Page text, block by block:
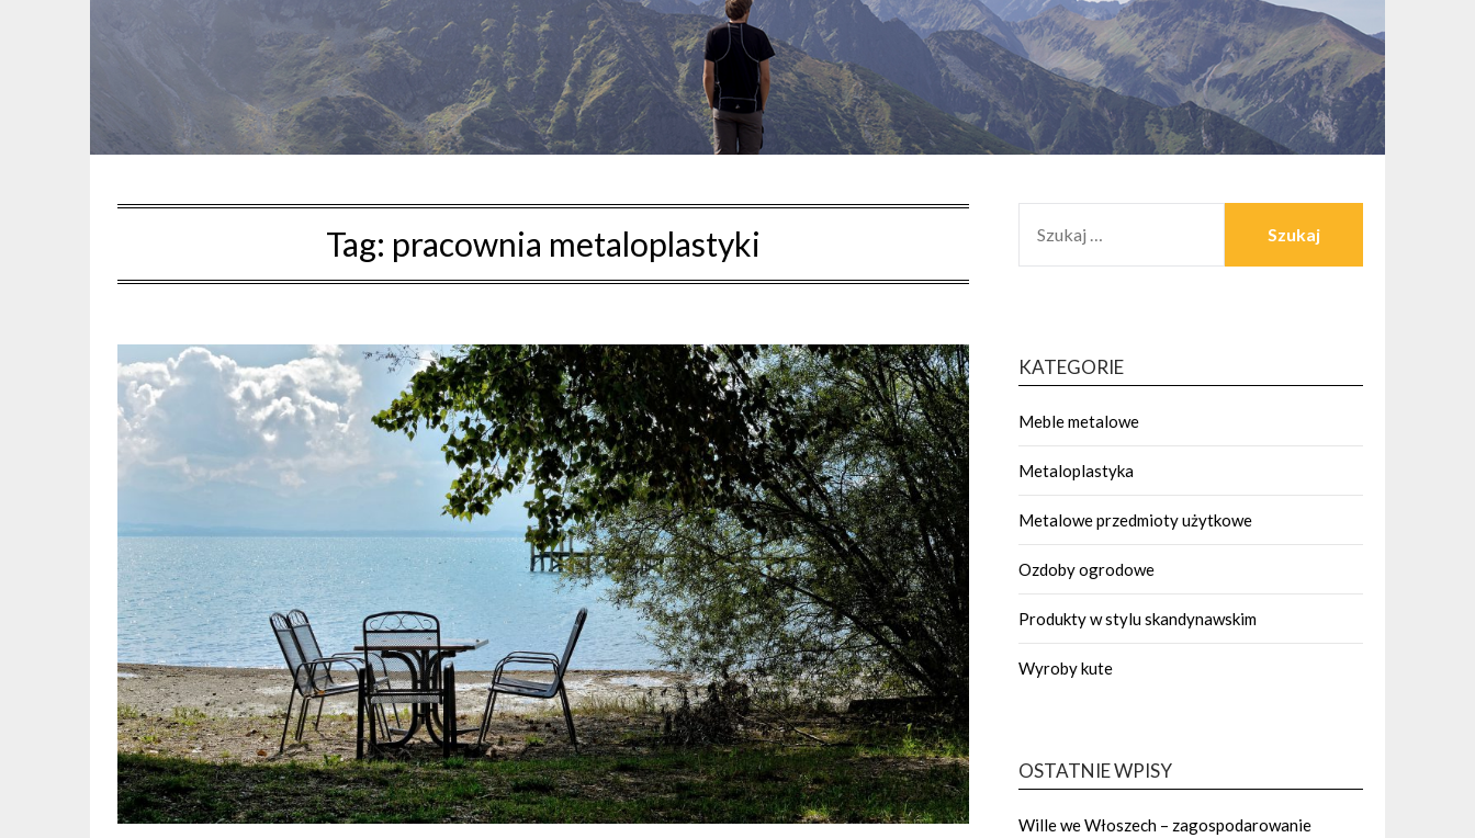
Tag: pracownia metaloplastyki
KATEGORIE
Meble metalowe
Metaloplastyka
Metalowe przedmioty użytkowe
Ozdoby ogrodowe
Produkty w stylu skandynawskim
Wyroby kute
OSTATNIE WPISY
Wille we Włoszech – zagospodarowanie